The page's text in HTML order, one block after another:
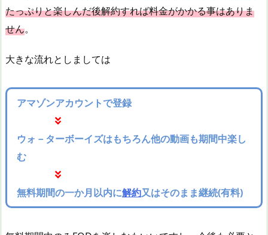
たっぷりと楽しんだ後解約すれば料金がかかる事はありま
せん。
大きな流れとしましては
アマゾンアカウントで登録
ウォ－ターボーイズはもちろん他の動画も期間中楽し
む
無料期間の一か月以内に解約又はそのまま継続(有料)